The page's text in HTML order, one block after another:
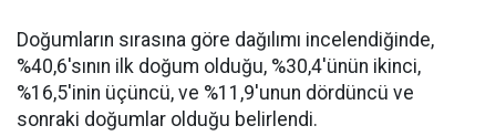
Doğumların sırasına göre dağılımı incelendiğinde,
%40,6'sının ilk doğum olduğu, %30,4'ünün ikinci,
%16,5'inin üçüncü, ve %11,9'unun dördüncü ve
sonraki doğumlar olduğu belirlendi.